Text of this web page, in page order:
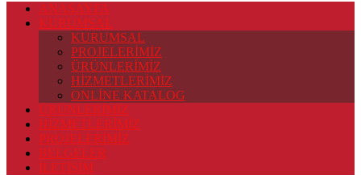
ANASAYFA
KURUMSAL
KURUMSAL
PROJELERİMİZ
ÜRÜNLERİMİZ
HİZMETLERİMİZ
ONLİNE KATALOG
ÜRÜNLERİMİZ
HİZMETLERİMİZ
PROJELERİMİZ
BELGELER
İLETİŞİM